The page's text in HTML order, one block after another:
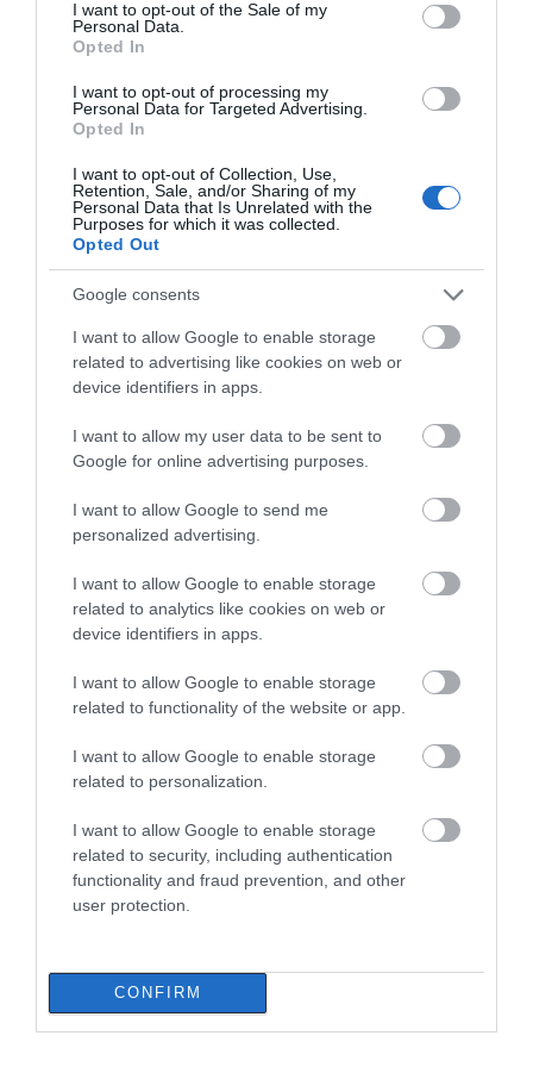
I want to opt-out of the Sale of my
Personal Data.
Opted In
I want to opt-out of processing my
Personal Data for Targeted Advertising.
Opted In
I want to opt-out of Collection, Use,
Retention, Sale, and/or Sharing of my
Personal Data that Is Unrelated with the
Purposes for which it was collected.
Opted Out
Google consents
I want to allow Google to enable storage
related to advertising like cookies on web or
device identifiers in apps.
I want to allow my user data to be sent to
Google for online advertising purposes.
I want to allow Google to send me
personalized advertising.
I want to allow Google to enable storage
related to analytics like cookies on web or
device identifiers in apps.
I want to allow Google to enable storage
related to functionality of the website or app.
I want to allow Google to enable storage
related to personalization.
I want to allow Google to enable storage
related to security, including authentication
functionality and fraud prevention, and other
user protection.
CONFIRM
Το απλό κόλπο με δύο υλικά για
ντουζιέρα
10.08.2026 | 20:40
Φωτιά στη Χαλκίδα – Τι λέει στο
evima ο αντιδήμαρχος Πολιτικής
Προστασίας- Νέες φωτογραφίες
10.08.2026 | 20:20
Συναγερμός στην Πυροσβεστική
τώρα στην Εύβοια
Εύβοια: 20χρονος συνελήφθη μετά
από σοβαρό επεισόδιο μέσα στο
σπίτι – Τι καταγγέλθηκε
10.08.2026 | 19:29
Αύγουστο: Οι κάμερες και τα
ραντάρ που καταγράφουν τις
παραβάσεις
Έκτακτη ανακοίνωση για τα
σκουπίδια στη Εύβοια – Δείτε
Τα 8 αριστουργήματα της
επιστημονικής φαντασίας που
πρέπει να διαβάσεις τον
Αύγουστο
10.08.2026 | 18:40
Εύβοιας με 37χρονο άνδρα
10.08.2026 | 18:20
Όλες οι τελευταίες ειδήσεις
ΠΕΡΙΣΣΟΤΕΡΑ ΑΠΟ ΕΙΔΗΣΕΙΣ ΕΥΒΟΙΑ
Διακοπή νερού στη
Λάμψακο Ευβοίας
Υπό πλήρη έλεγχο η
Αυτό το πανηγύρι της
από κόσμο – Δείτε
της Εύβοιας
αντιδήμαρχος
Πολιτικής Προστασίας-
Νέες φωτογραφίες
από κλήσεις για δύο